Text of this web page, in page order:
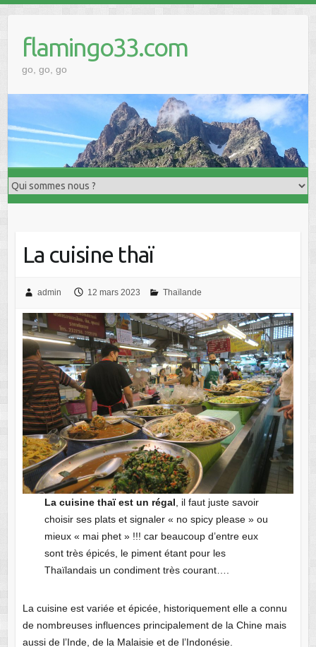
contentflamingo33.com
go, go, go
La cuisine thaï
admin 12 mars 2023 Thaïlande
La cuisine thaï est un régal, il faut juste savoir
choisir ses plats et signaler « no spicy please » ou
mieux « mai phet » !!! car beaucoup d’entre eux
sont très épicés, le piment étant pour les
Thaïlandais un condiment très courant….
La cuisine est variée et épicée, historiquement elle a connu
de nombreuses influences principalement de la Chine mais
aussi de l’Inde, de la Malaisie et de l’Indonésie.